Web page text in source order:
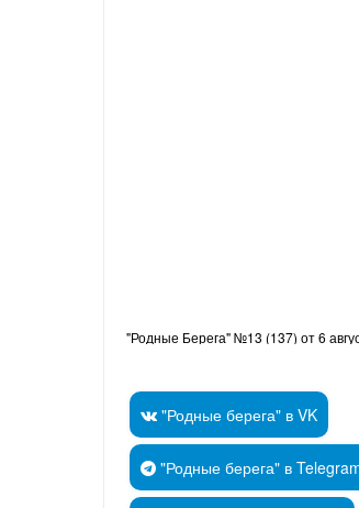
"Родные Берега" №13 (137) от 6
"Родные берега" в VK
"Родные берега" в